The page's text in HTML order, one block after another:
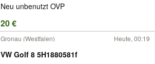
Neu unbenutzt OVP
20 €
Gronau (Westfalen) Heute, 00:19
VW Golf 8 5H1880581f